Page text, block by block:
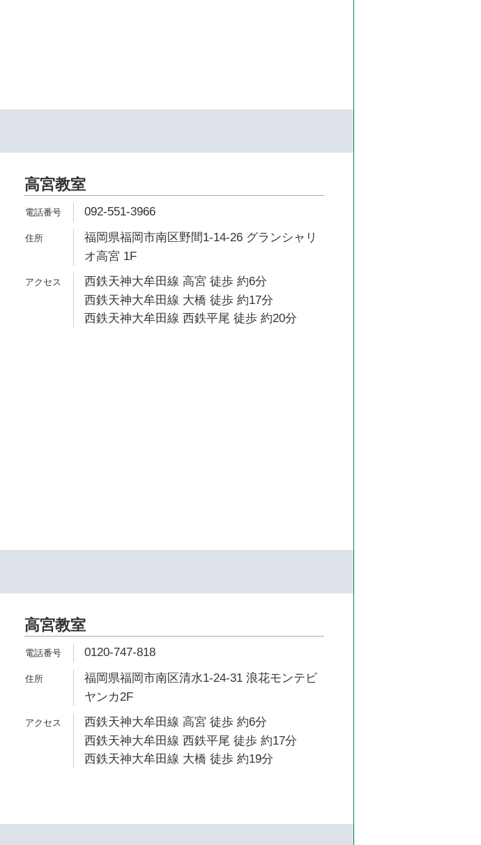
高宮教室
092-551-3966
福岡県福岡市南区野間1-14-26 グランシャリ
オ高宮 1F
西鉄天神大牟田線 高宮 徒歩 約6分
西鉄天神大牟田線 大橋 徒歩 約17分
西鉄天神大牟田線 西鉄平尾 徒歩 約20分
高宮教室
0120-747-818
福岡県福岡市南区清水1-24-31 浪花モンテビ
ヤンカ2F
西鉄天神大牟田線 高宮 徒歩 約6分
西鉄天神大牟田線 西鉄平尾 徒歩 約17分
西鉄天神大牟田線 大橋 徒歩 約19分